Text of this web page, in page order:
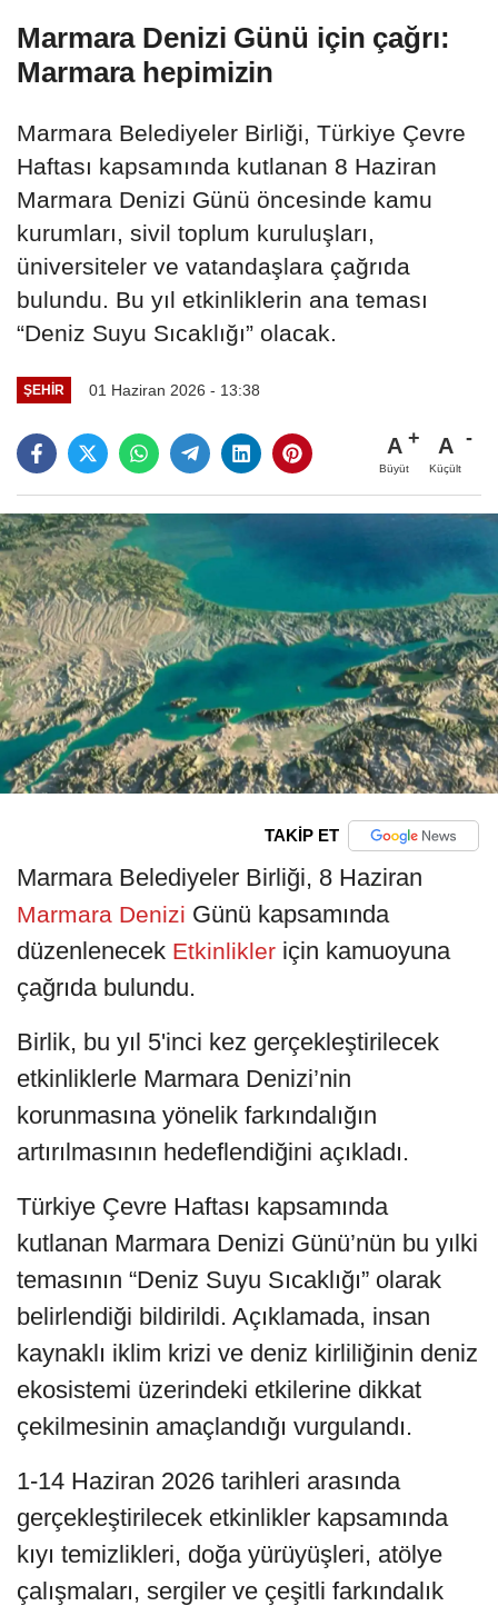
Marmara Denizi Günü için çağrı:
Marmara hepimizin
Marmara Belediyeler Birliği, Türkiye Çevre
Haftası kapsamında kutlanan 8 Haziran
Marmara Denizi Günü öncesinde kamu
kurumları, sivil toplum kuruluşları,
üniversiteler ve vatandaşlara çağrıda
bulundu. Bu yıl etkinliklerin ana teması
“Deniz Suyu Sıcaklığı” olacak.
ŞEHIR 01 Haziran 2026 - 13:38
A
Büyüt
A
Küçült
TAKİP ET
Marmara Belediyeler Birliği, 8 Haziran
Marmara Denizi Günü kapsamında
düzenlenecek Etkinlikler için kamuoyuna
çağrıda bulundu.
Birlik, bu yıl 5'inci kez gerçekleştirilecek
etkinliklerle Marmara Denizi’nin
korunmasına yönelik farkındalığın
artırılmasının hedeflendiğini açıkladı.
Türkiye Çevre Haftası kapsamında
kutlanan Marmara Denizi Günü’nün bu yılki
temasının “Deniz Suyu Sıcaklığı” olarak
belirlendiği bildirildi. Açıklamada, insan
kaynaklı iklim krizi ve deniz kirliliğinin deniz
ekosistemi üzerindeki etkilerine dikkat
çekilmesinin amaçlandığı vurgulandı.
1-14 Haziran 2026 tarihleri arasında
gerçekleştirilecek etkinlikler kapsamında
kıyı temizlikleri, doğa yürüyüşleri, atölye
çalışmaları, sergiler ve çeşitli farkındalık